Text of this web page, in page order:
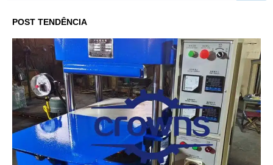
POST TENDÊNCIA